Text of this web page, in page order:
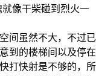
像干柴碰到烈火一
间虽然不大，不过已
到的楼梯间以及停在
打快射是不够的，所